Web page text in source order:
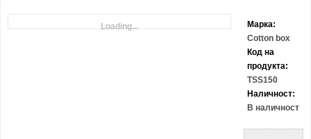
Loading...
Марка:
Cotton box
Код на
продукта:
TSS150
Наличност:
В наличност